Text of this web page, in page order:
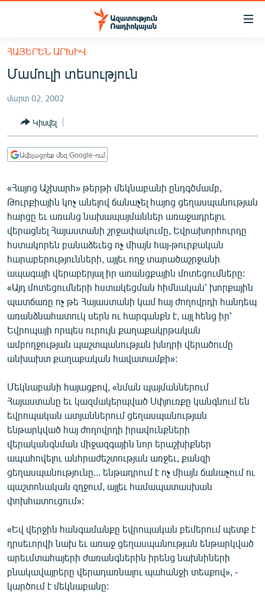
Մատչելիության
հիմնական
բովանդակությանը
հիմնական
մենյուին
Որոնում
ՀԱՅԱՍՏԱՆ
ՔԱՂԱՔԱԿԱՆ
ԸՆՏՐՈՒԹՅՈՒՆՆԵՐ 2026
ԻՐԱՎՈՒՆՔ
ՏՆՏԵՍՈՒԹՅՈՒՆ
ՂԱՐԱԲԱՂ
ՊԱՏԵՐԱԶՄԻ 6 ՇԱԲԱԹՆԵՐԸ
ՏԱՐԱԾԱՇՐՋԱՆ
ՄԻՋԱԶԳԱՅԻՆ
ՄՇԱԿՈՒՅԹ
ՍՊՈՐՏ
ՄԵԿՆԱԲԱՆՈՒԹՅՈՒՆ
ՏՏ ԵՒ ԻՆՏԵՐՆԵՏ
ԿՈՐՈՆԱՎԻՐՈՒՍ
ԱՐԽԻՎ
ՏԵՍԱՆՅՈՒԹԵՐ
ԲԱՆԱՎԵՃ
ՁԳՏԵԼՈՎ ԼԱՎԱԳՈՒՅՆԻՆ
ՓՈԴՔԱՍԹ
English
Русский
ՀԵՏԵՎԵՔ ՄԵԶ
ՀԱՅԵՐԵՆ ԱՐԽԻՎ
Մամուլի տեսություն
մարտ 02, 2002
Կիսվել
Ավելացրեք մեզ Google-ում
«Հայոց Աշխարհ» թերթի մեկնաբանի ընդգծմամբ,
Թուրքիային կոչ անելով ճանաչել հայոց ցեղասպանության
հարցը եւ առանց նախապայմաններ առաջադրելու
վերացնել Հայաստանի շրջափակումը, Եվրախորհուրդը
հստակորեն բանաձեւեց ոչ միայն հայ-թուրքական
հարաբերությունների, այլեւ ողջ տարածաշրջանի
ապագայի վերաբերյալ իր առանցքային մոտեցումները:
«Այդ մոտեցումների հստակեցման հիմնական՝ խորքային
պատճառը ոչ թե Հայաստանի կամ հայ ժողովրդի հանդեպ
առանձնահատուկ սերն ու հարգանքն է, այլ հենց իր՝
Եվրոպայի որպես ուրույն քաղաքակրթական
ամբողջության պաշտպանության խնդրի վերածումը
անխախտ քաղաքական հավատամքի»:
Մեկնաբանի հայացքով, «նման պայմաններում
Հայաստանը եւ կազմակերպված Սփյուռքը կանգնում են
եվրոպական ատյաններում ցեղասպանության
ենթարկված հայ ժողովրդի իրավունքների
վերականգնման միջազգային նոր երաշխիքներ
ապահովելու անհրաժեշտության առջեւ, քանզի
ցեղասպանությունը... ենթադրում է ոչ միայն ճանաչում ու
պաշտոնական զղջում, այլեւ համապատասխան
փոխհատուցում»:
«Եվ վերջին հանգամանքը եվրոպական բեմերում պետք է
դրսեւորվի նախ եւ առաջ ցեղասպանության ենթարկված
արեւմտահայերի ժառանգներին իրենց նախնիների
բնակավայրերը վերադառնալու պահանջի տեսքով», -
կարծում է մեկնաբանը: